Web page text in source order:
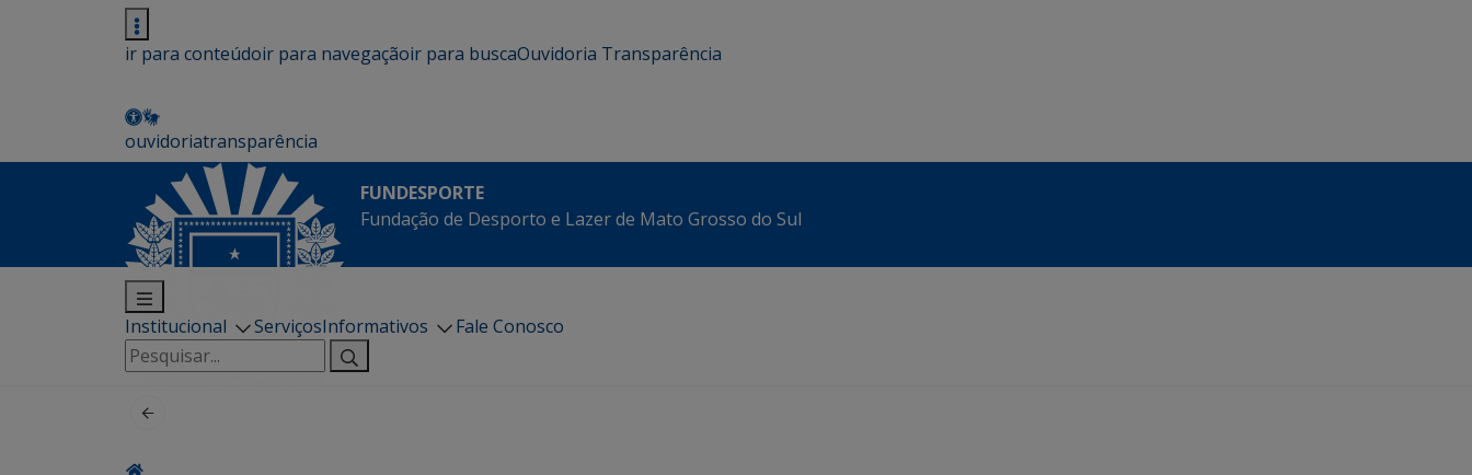
ir para conteúdoir para navegaçãoir para buscaOuvidoria Transparência
ouvidoriatransparência
FUNDESPORTE
Fundação de Desporto e Lazer de Mato Grosso do Sul
Institucional ServiçosInformativos
Fale Conosco
Pesquisar
por: